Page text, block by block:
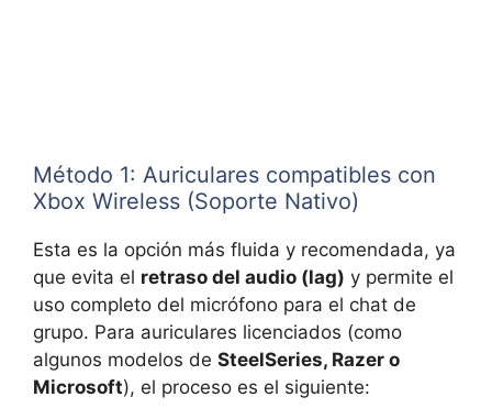
Método 1: Auriculares compatibles con
Xbox Wireless (Soporte Nativo)
Esta es la opción más fluida y recomendada, ya
que evita el retraso del audio (lag) y permite el
uso completo del micrófono para el chat de
grupo. Para auriculares licenciados (como
algunos modelos de SteelSeries, Razer o
Microsoft), el proceso es el siguiente: